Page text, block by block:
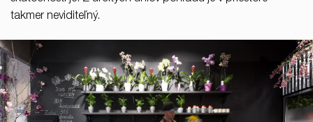
takmer neviditeľný.